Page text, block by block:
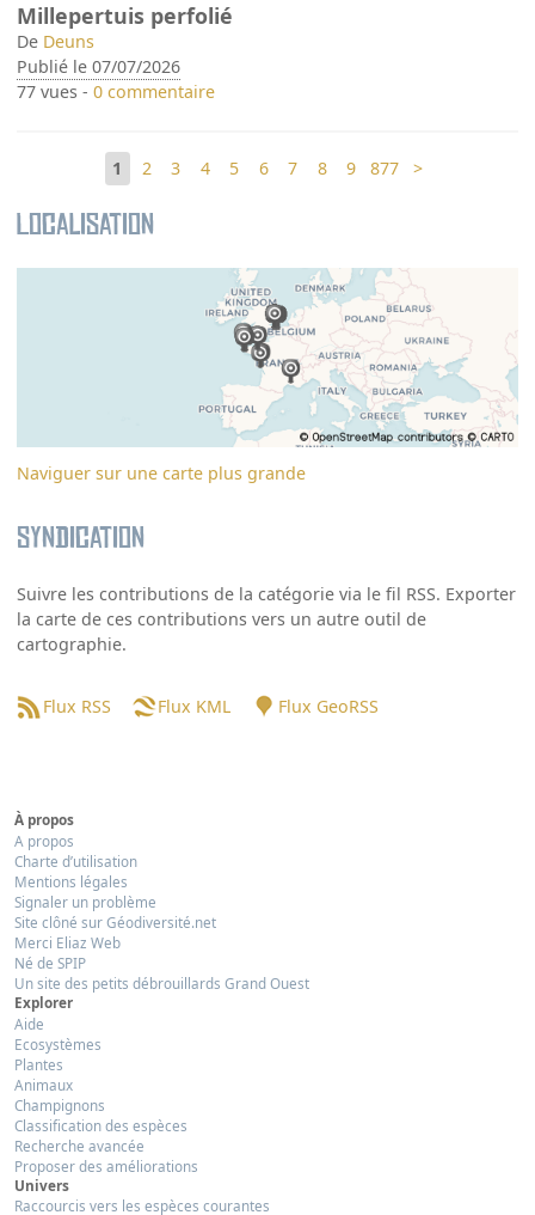
Millepertuis perfolié
De Deuns
Publié le 07/07/2026
77 vues -0 commentaire
1 2 3 4 5 6 7 8 9 877 >
Localisation
Naviguer sur une carte plus grande
Syndication
Suivre les contributions de la catégorie via le fil RSS. Exporter
la carte de ces contributions vers un autre outil de
cartographie.
Flux RSS Flux KML Flux GeoRSS
À propos
A propos
Charte d’utilisation
Mentions légales
Signaler un problème
Site clôné sur Géodiversité.net
Merci Eliaz Web
Né de SPIP
Un site des petits débrouillards Grand Ouest
Explorer
Aide
Ecosystèmes
Plantes
Animaux
Champignons
Classification des espèces
Recherche avancée
Proposer des améliorations
Univers
Raccourcis vers les espèces courantes